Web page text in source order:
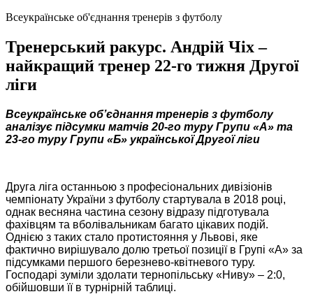
Всеукраїнське об'єднання тренерів з футболу
Тренерський ракурс. Андрій Чіх –
найкращий тренер 22-го тижня Другої
ліги
Всеукраїнське об’єднання тренерів з футболу
аналізує підсумки матчів 20-го туру Групи «А» та
23-го туру Групи «Б» української Другої ліги
Друга ліга останньою з професіональних дивізіонів
чемпіонату України з футболу стартувала в 2018 році,
однак весняна частина сезону відразу підготувала
фахівцям та вболівальникам багато цікавих подій.
Однією з таких стало протистояння у Львові, яке
фактично вирішувало долю третьої позиції в Групі «А» за
підсумками першого березнево-квітневого туру.
Господарі зуміли здолати тернопільську «Ниву» – 2:0,
обійшовши її в турнірній таблиці.